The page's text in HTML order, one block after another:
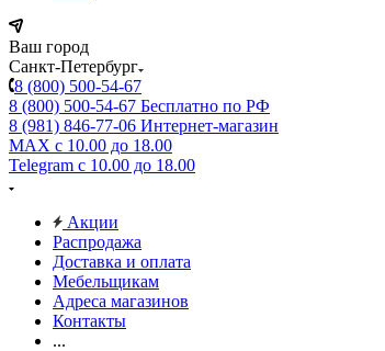
Ваш город
Санкт-Петербург
8 (800) 500-54-67
8 (800) 500-54-67 Бесплатно по РФ
8 (981) 846-77-06 Интернет-магазин
MAX с 10.00 до 18.00
Telegram с 10.00 до 18.00
Акции
Распродажа
Доставка и оплата
Мебельщикам
Адреса магазинов
Контакты
...